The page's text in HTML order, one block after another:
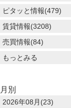
ピタッと情報(479)
賃貸情報(3208)
売買情報(84)
もっとみる
月別
2026年08月(23)